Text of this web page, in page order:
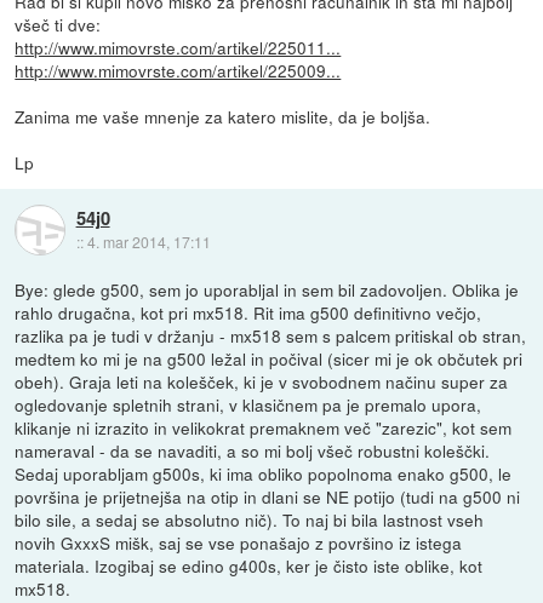
všeč ti dve:
http://www.mimovrste.com/artikel/225011...
http://www.mimovrste.com/artikel/225009...
Zanima me vaše mnenje za katero mislite, da je boljša.
Lp
54j0
::4. mar 2014, 17:11
Bye: glede g500, sem jo uporabljal in sem bil zadovoljen. Oblika je
rahlo drugačna, kot pri mx518. Rit ima g500 definitivno večjo,
razlika pa je tudi v držanju - mx518 sem s palcem pritiskal ob stran,
medtem ko mi je na g500 ležal in počival (sicer mi je ok občutek pri
obeh). Graja leti na kolešček, ki je v svobodnem načinu super za
ogledovanje spletnih strani, v klasičnem pa je premalo upora,
klikanje ni izrazito in velikokrat premaknem več "zarezic", kot sem
nameraval - da se navaditi, a so mi bolj všeč robustni koleščki.
Sedaj uporabljam g500s, ki ima obliko popolnoma enako g500, le
površina je prijetnejša na otip in dlani se NE potijo (tudi na g500 ni
bilo sile, a sedaj se absolutno nič). To naj bi bila lastnost vseh
novih GxxxS mišk, saj se vse ponašajo z površino iz istega
materiala. Izogibaj se edino g400s, ker je čisto iste oblike, kot
mx518.